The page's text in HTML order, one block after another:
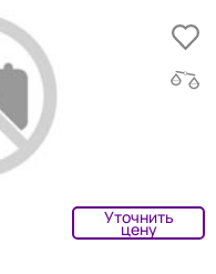
Уточнить
цену